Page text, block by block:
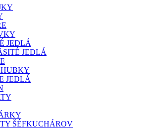
JEDLÁ
JEDLÁ
JEDLÁ
ŠÉFKUCHÁROV